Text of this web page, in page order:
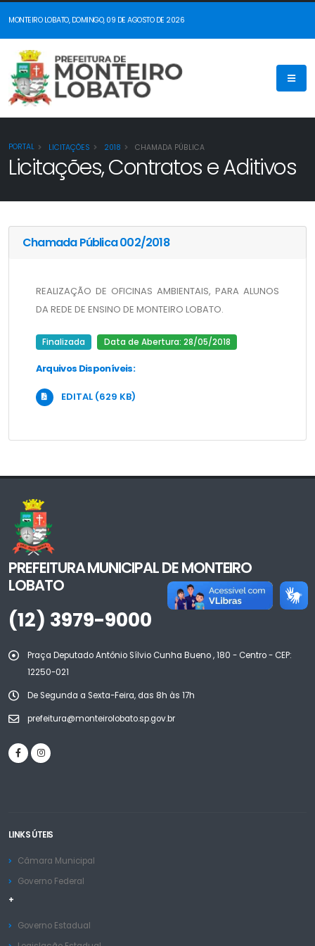
MONTEIRO LOBATO, DOMINGO, 09 DE AGOSTO DE 2026
PORTAL LICITAÇÕES 2018 CHAMADA PÚBLICA
Licitações, Contratos e Aditivos
Chamada Pública 002/2018
REALIZAÇÃO DE OFICINAS AMBIENTAIS, PARA ALUNOS
DA REDE DE ENSINO DE MONTEIRO LOBATO.
Finalizada Data de Abertura: 28/05/2018
Arquivos Disponíveis:
EDITAL (629 KB)
PREFEITURA MUNICIPAL DE MONTEIRO
LOBATO
(12) 3979-9000
Praça Deputado Antônio Sílvio Cunha Bueno , 180 - Centro - CEP:
12250-021
De Segunda a Sexta-Feira, das 8h às 17h
prefeitura@monteirolobato.sp.gov.br
LINKS ÚTEIS
Câmara Municipal
Governo Federal
+
Governo Estadual